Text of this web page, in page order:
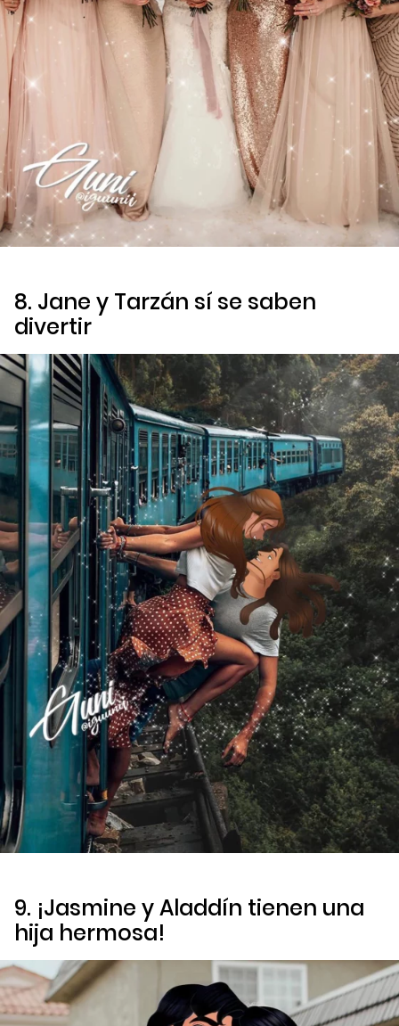
8. Jane y Tarzán sí se saben
divertir
9. ¡Jasmine y Aladdín tienen una
hija hermosa!